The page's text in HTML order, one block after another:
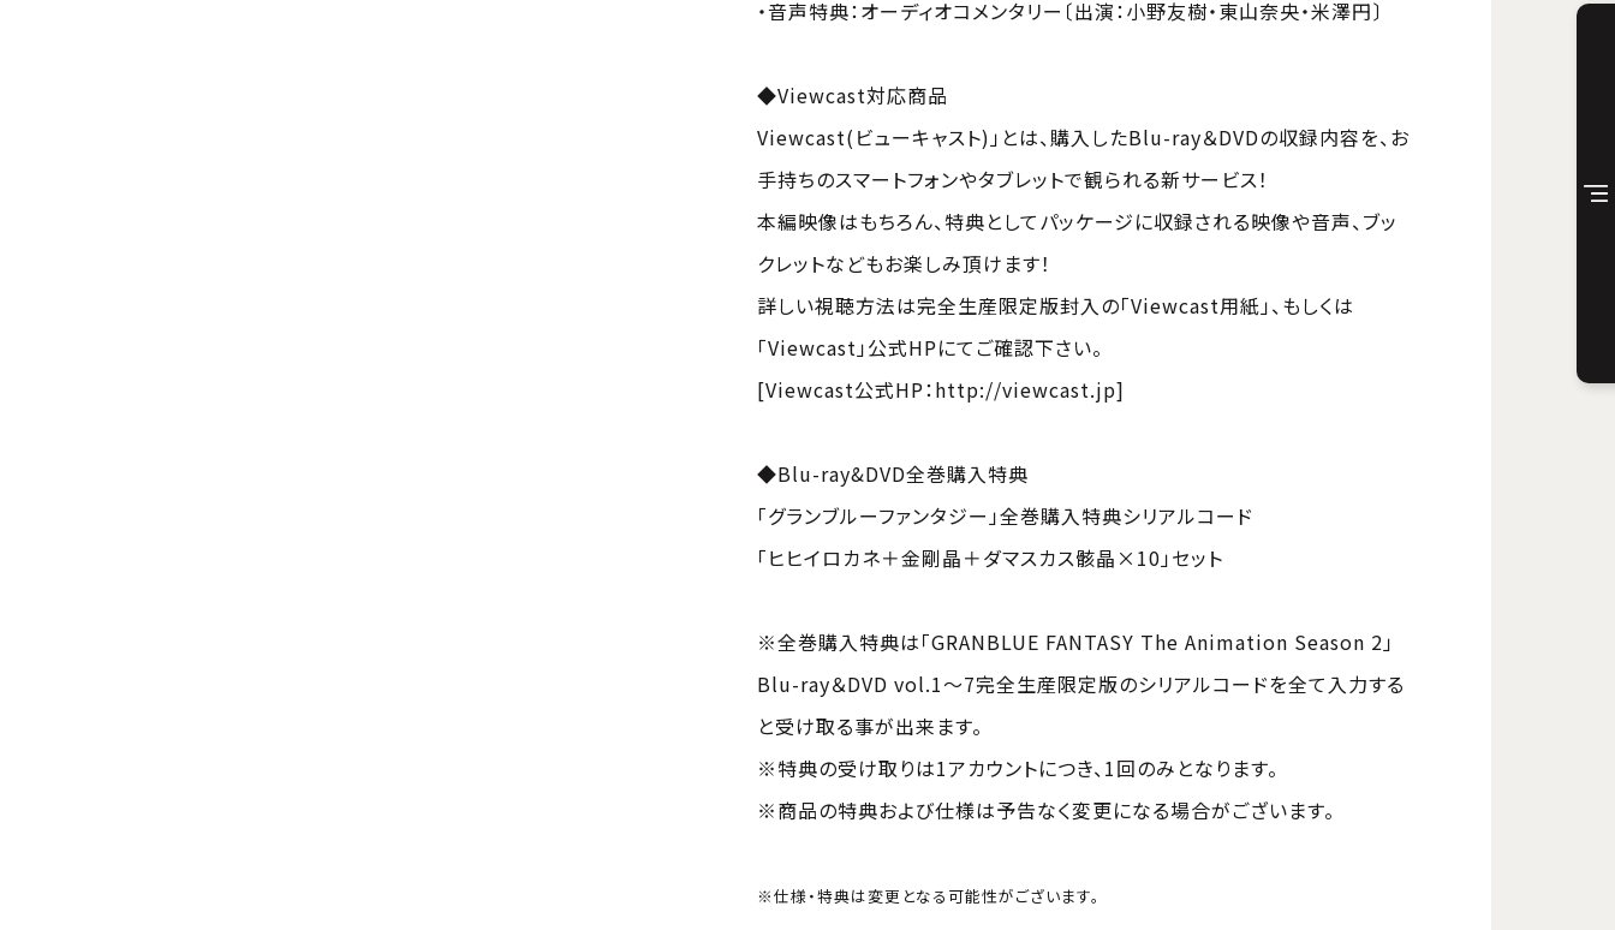
・音声特典：オーディオコメンタリー〔出演：小野友樹・東山奈央・米澤円〕
◆Viewcast対応商品
Viewcast(ビューキャスト)」とは、購入したBlu-ray＆DVDの収録内容を、お
手持ちのスマートフォンやタブレットで観られる新サービス！
本編映像はもちろん、特典としてパッケージに収録される映像や音声、ブッ
クレットなどもお楽しみ頂けます！
詳しい視聴方法は完全生産限定版封入の「Viewcast用紙」、もしくは
「Viewcast」公式HPにてご確認下さい。
[Viewcast公式HP：http://viewcast.jp]
◆Blu-ray&DVD全巻購入特典
「グランブルーファンタジー」全巻購入特典シリアルコード
「ヒヒイロカネ＋金剛晶＋ダマスカス骸晶×10」セット
※全巻購入特典は「GRANBLUE FANTASY The Animation Season 2」
Blu-ray＆DVD vol.1～7完全生産限定版のシリアルコードを全て入力する
と受け取る事が出来ます。
※特典の受け取りは1アカウントにつき、1回のみとなります。
※商品の特典および仕様は予告なく変更になる場合がございます。
※仕様・特典は変更となる可能性がございます。